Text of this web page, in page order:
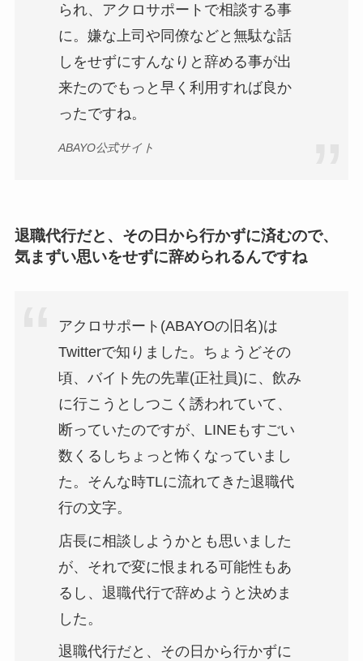
られ、アクロサポートで相談する事
に。嫌な上司や同僚などと無駄な話
しをせずにすんなりと辞める事が出
来たのでもっと早く利用すれば良か
ったですね。
ABAYO公式サイト
退職代行だと、その日から行かずに済むので、
気まずい思いをせずに辞められるんですね
アクロサポート(ABAYOの旧名)は
Twitterで知りました。ちょうどその
頃、バイト先の先輩(正社員)に、飲み
に行こうとしつこく誘われていて、
断っていたのですが、LINEもすごい
数くるしちょっと怖くなっていまし
た。そんな時TLに流れてきた退職代
行の文字。
店長に相談しようかとも思いました
が、それで変に恨まれる可能性もあ
るし、退職代行で辞めようと決めま
した。
退職代行だと、その日から行かずに